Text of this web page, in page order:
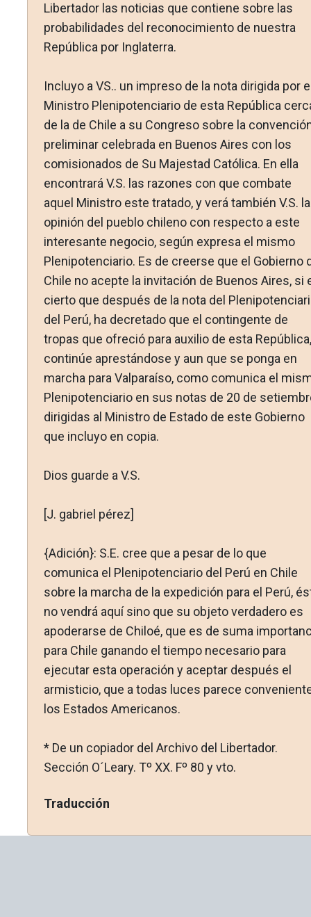
Libertador las noticias que contiene sobre las
probabilidades del reconocimiento de nuestra
República por Inglaterra.
Incluyo a VS.. un impreso de la nota dirigida por
Ministro Plenipotenciario de esta República
de la de Chile a su Congreso sobre la
preliminar celebrada en Buenos Aires con los
comisionados de Su Majestad Católica. En ella
encontrará V.S. las razones con que combate
aquel Ministro este tratado, y verá también V.S. la
opinión del pueblo chileno con respecto a este
interesante negocio, según expresa el mismo
Plenipotenciario. Es de creerse que el Gobierno
Chile no acepte la invitación de Buenos Aires, si
cierto que después de la nota del
del Perú, ha decretado que el contingente de
tropas que ofreció para auxilio de esta República,
continúe aprestándose y aun que se ponga en
marcha para Valparaíso, como comunica el
Plenipotenciario en sus notas de 20 de
dirigidas al Ministro de Estado de este Gobierno
que incluyo en copia.
Dios guarde a V.S.
[J. gabriel pérez]
{Adición}: S.E. cree que a pesar de lo que
comunica el Plenipotenciario del Perú en Chile
sobre la marcha de la expedición para el Perú,
no vendrá aquí sino que su objeto verdadero es
apoderarse de Chiloé, que es de suma
para Chile ganando el tiempo necesario para
ejecutar esta operación y aceptar después el
armisticio, que a todas luces parece
los Estados Americanos.
* De un copiador del Archivo del Libertador.
Sección O´Leary. Tº XX. Fº 80 y vto.
Traducción